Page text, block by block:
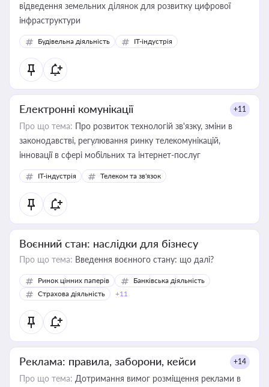
відведення земельних ділянок для розвитку цифрової
інфраструктури
Будівельна діяльність IT-індустрія
Електронні комунікації +11
Про що тема: Про розвиток технологій зв'язку, зміни в
законодавстві, регулювання ринку телекомунікацій,
інновації в сфері мобільних та інтернет-послуг
IT-індустрія Телеком та зв'язок
Воєнний стан: наслідки для бізнесу
Про що тема: Введення воєнного стану: що далі?
Ринок цінних паперів
Банківська діяльність
Страхова діяльність
+11
Реклама: правила, заборони, кейси +14
Про що тема: Дотримання вимог розміщення реклами в